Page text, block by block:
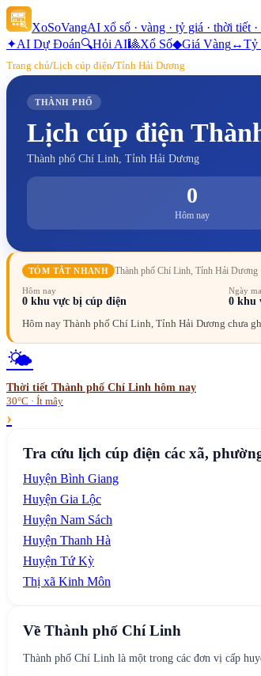
XoSoVangAI xổ số · vàng · tỷ giá · thời tiết
✦AI Dự Đoán🔍Hỏi AI🎱Xổ Số◆Giá Vàng↔Tỷ
Trang chủ/Lịch cúp điện/Tỉnh Hải Dương
THÀNH PHỐ
Lịch cúp điện
Thành phố Chí Linh, Tỉnh Hải Dương
0
Hôm nay
TÓM TẮT NHANH Thành phố Chí Linh, Tỉnh Hải Dương
Hôm nay
0 khu vực bị cúp điện
Ngày
0 khu
Hôm nay Thành phố Chí Linh, Tỉnh Hải Dương chưa
🌤️
Thời tiết Thành phố Chí Linh hôm nay
30°C · Ít mây
›
Tra cứu lịch cúp điện các xã,
Huyện Bình Giang
Huyện Gia Lộc
Huyện Nam Sách
Huyện Thanh Hà
Huyện Tứ Kỳ
Thị xã Kinh Môn
Về Thành phố Chí Linh
Thành phố Chí Linh là một trong các đơn vị cấp